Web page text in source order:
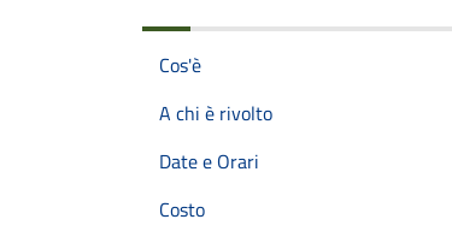
Cos'è
A chi è rivolto
Date e Orari
Costo